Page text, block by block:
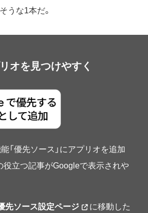
うな1本だ。
オを見つけやすく
「優先ソース」にアプリオを追加
役立つ記事がGoogleで表示されや
先ソース設定ページ
に移動した